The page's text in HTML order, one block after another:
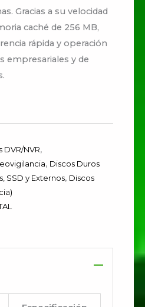
Gracias a su velocidad
caché de 256 MB,
rápida y operación
empresariales y de
DVR/NVR,
, Discos Duros
SSD y Externos, Discos